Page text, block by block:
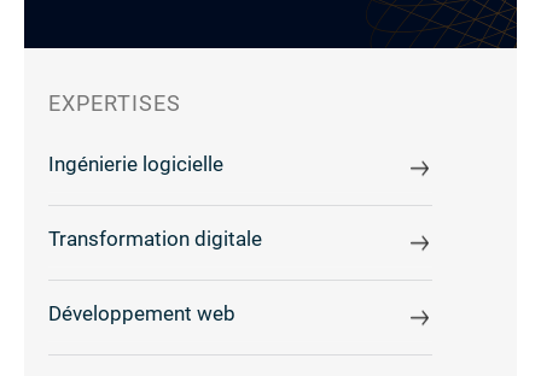
EXPERTISES
Ingénierie logicielle
Transformation digitale
Développement web